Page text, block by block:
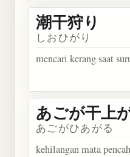
潮干狩り
しおひがり
mencari kerang saat
あごが干上
あごがひあがる
kehilangan mata